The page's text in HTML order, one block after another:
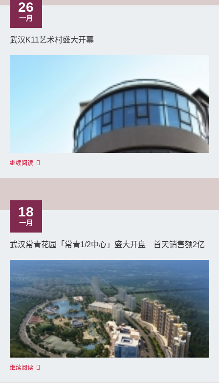
26
一月
武汉K11艺术村盛大开幕
继续阅读
18
一月
武汉常青花园「常青1/2中心」盛大开盘 首天销售额2亿
继续阅读